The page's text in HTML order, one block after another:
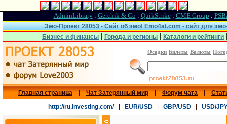
AdminLibrary: Gerchik & Co : QuikStrike: CME Group :
Эмо-Проект 28053 - Сайт об эмо! Emo4at.com - сайт для
Бизнес и финансы | Города и регионы | Каталоги и рейтинги
Осадки Билеты Валюты
Главная страница Чат Затерянный мир Форум чата
http://ru.investing.com/| EUR/USD GBP/USD USD/